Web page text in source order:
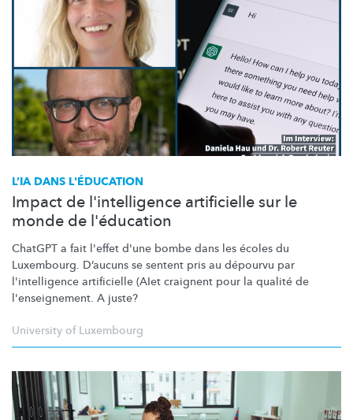
L’IA DANS L'ÉDUCATION
Impact de l'intelligence artificielle sur le
monde de l'éducation
ChatGPT a fait l'effet d'une bombe dans les écoles du
Luxembourg. D’aucuns se sentent pris au dépourvu par
l'intelligence artificielle (AIet craignent pour la qualité de
l'enseignement. A juste?
University of Luxembourg